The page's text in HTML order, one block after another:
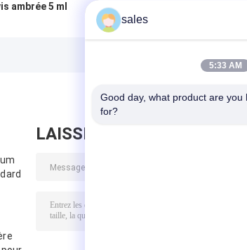
ambrée 5 ml
bouteille en verre
de diffuseur de
30ml
LAISSEZ UN MESSAGE
sales
5:33 AM
Good day, what product are you
for?